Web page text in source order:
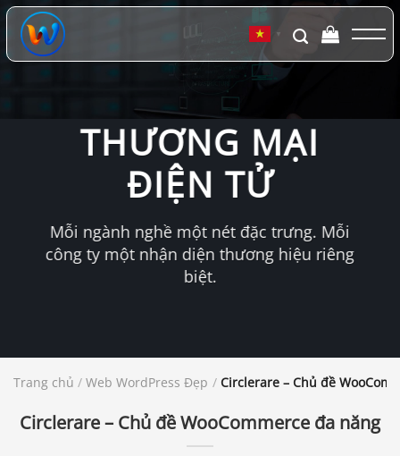
Chuyển
đến
dung
▼
THƯƠNG MẠI
ĐIỆN TỬ
Mỗi ngành nghề một nét đặc trưng. Mỗi
công ty một nhận diện thương hiệu riêng
biệt.
Trang chủ / Web WordPress Đẹp / Circlerare – Chủ đề
Circlerare – Chủ đề WooCommerce đa năng